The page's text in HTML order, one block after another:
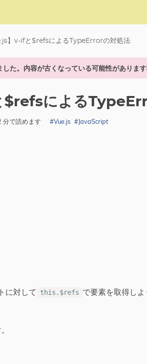
】v-ifと$refsによるTypeErrorの対処法
た。内容が古くなっている可能性があります
$refsによる
分で読めます #Vue.js #JavaScript
に対して this.$refs で要素を取得し